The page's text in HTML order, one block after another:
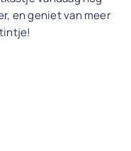
en geniet van meer